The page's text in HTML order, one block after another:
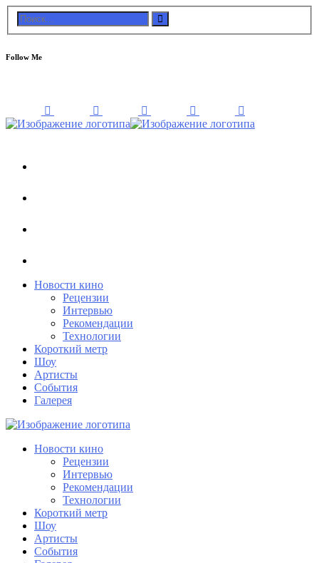
Follow Me
Новости кино
Рецензии
Интервью
Рекомендации
Технологии
Короткий метр
Шоу
Артисты
События
Галерея
Новости кино
Рецензии
Интервью
Рекомендации
Технологии
Короткий метр
Шоу
Артисты
События